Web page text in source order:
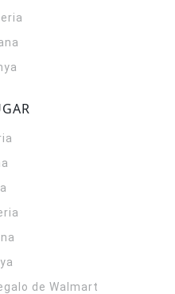
de Walmart